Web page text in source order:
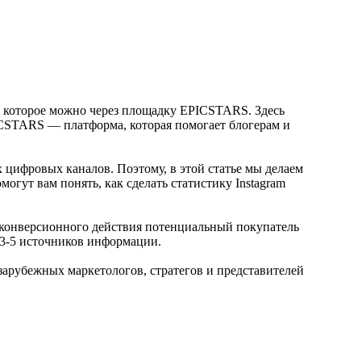
можно через площадку EPICSTARS. Здесь
— платформа, которая помогает блогерам и
каналов. Поэтому, в этой статье мы делаем
вам понять, как сделать статистику Instagram
действия потенциальный покупатель
5 источников информации.
маркетологов, стратегов и представителей